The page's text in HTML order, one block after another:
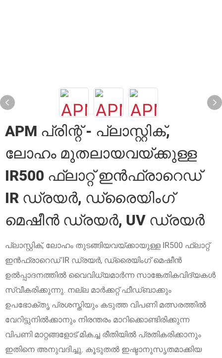
APM പ്രിന്റ് - പ്ലാസ്റ്റിക്,
ലോഹം മുതലായവയ്ക്കുള്ള
IR500 ഫ്ലാറ്റ് ഇൻഫ്രാറെഡ്
IR ഡ്രയർ, ഡ്രൈയിംഗ്
മെഷീൻ ഡ്രയർ, UV ഡ്രയർ
പ്ലാസ്റ്റിക്, ലോഹം തുടങ്ങിയവയ്ക്കായുള്ള IR500 ഫ്ലാറ്റ്
ഇൻഫ്രാറെഡ് IR ഡ്രയർ, ഡ്രൈയിംഗ് മെഷീൻ
ഉൽപ്പാദനത്തിൽ വൈവിധ്യമാർന്ന സാങ്കേതികവിദ്യകൾ
സ്വീകരിക്കുന്നു. നല്ല മാർക്കറ്റ് ഫീഡ്‌ബാക്കും
ഉപഭോക്തൃ പ്രശസ്തിയും കടുത്ത വിപണി മത്സരത്തിൽ
വേറിട്ടുനിൽക്കാനും നിരന്തരം മാറിക്കൊണ്ടിരിക്കുന്ന
വിപണി മാറ്റങ്ങളോട് മികച്ച രീതിയിൽ പ്രതികരിക്കാനും
ഇതിനെ അനുവദിച്ചു. കൂടുതൽ ഇഷ്ടാനുസൃതമാക്കിയ